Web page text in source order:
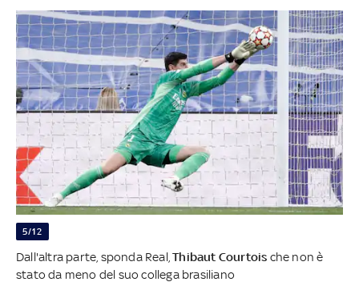
5/12
Dall'altra parte, sponda Real,Thibaut Courtois che non è
stato da meno del suo collega brasiliano